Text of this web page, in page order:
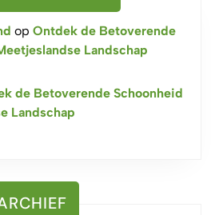
op Ontdek de Betoverende
Landschap
de Betoverende Schoonheid
Landschap